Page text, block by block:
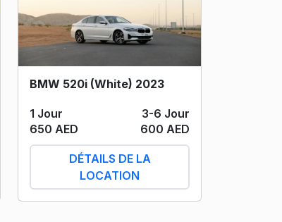
BMW 520i (White) 2023
1 Jour
3-6 Jour
650 AED
600 AED
DÉTAILS DE LA
LOCATION